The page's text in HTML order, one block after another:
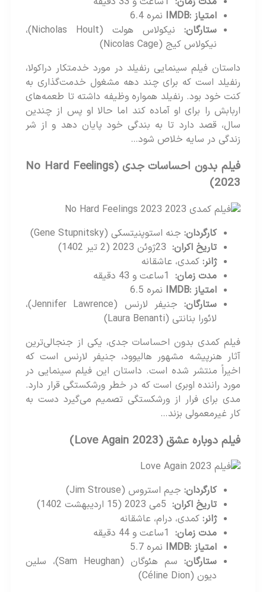
امتیاز :IMDB
نمره 6.4
ستارگان:
نیکولاس هولت (Nicholas Hoult)،
نیکولاس کیج (Nicolas Cage)
داستان فیلم سینمایی رنفیلد در مورد خدمتکار دراکولا،
رنفیلد است که برای چند دهه مشغول خدمت‌گذاری به
کنت خود بود. رنفیلد همواره وظیفه داشته تا طعمه‌های
اربابش را برای او آماده کند اما حالا او پس از چندین
سال، قصد دارد تا به بندگی خود پایان دهد و از شر
زندگی در سایه خلاص شود…
فیلم بدون احساسات جدی (No Hard Feelings
2023)
کارگردان:جنه استوپنیتسکی (Gene Stupnitsky)
تاریخ اکران:23ژوئن 2023 (2 تیر 1402)
کمدی، عاشقانه
مدت زمان:1ساعت و 43 دقیقه
امتیاز :IMDB
نمره 6.5
ستارگان:
جنیفر لارنس (Jennifer Lawrence)،
لائورا بنانتی (Laura Benanti)
فیلم کمدی بدون احساسات جدی، یکی از جنجالی‌ترین
آثار هنرپیشه مشهور هالیوود، جنیفر لارنس است که
اخیراً منتشر شده است. داستان این فیلم سینمایی در
مورد راننده اوبری است که در خطر ورشکستگی قرار دارد.
مدی برای فرار از ورشکستگی تصمیم می‌گیرد دست به
کار غیرمعمولی بزند…
فیلم دوباره عشق(Love Again 2023)
کارگردان:جیم استروس (Jim Strouse)
تاریخ اکران:5می 2023 (15 اردیبهشت 1402)
کمدی، درام، عاشقانه
مدت زمان:1ساعت و 44 دقیقه
امتیاز :IMDB
نمره 5.7
ستارگان:
سم هئوگان (Sam Heughan)، سلین
دیون (Céline Dion)